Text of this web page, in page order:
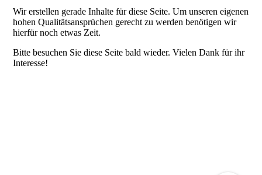
Wir erstellen gerade Inhalte für diese Seite. Um unseren eigenen
hohen Qualitätsansprüchen gerecht zu werden benötigen wir
hierfür noch etwas Zeit.
Bitte besuchen Sie diese Seite bald wieder. Vielen Dank für ihr
Interesse!